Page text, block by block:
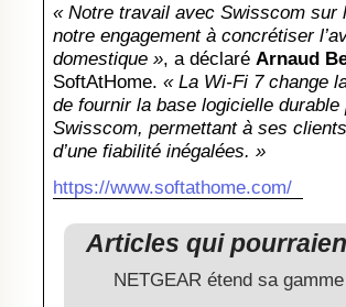
« Notre travail avec Swisscom sur
notre engagement à concrétiser
domestique », a déclaré Arnaud
SoftAtHome. « La Wi-Fi 7 change
de fournir la base logicielle
Swisscom, permettant à ses
d’une fiabilité inégalées. »
https://www.softathome.com/
Articles qui
NETGEAR étend sa